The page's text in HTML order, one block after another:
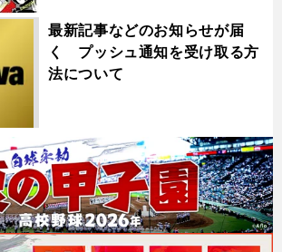
最新記事などのお知らせが届
く プッシュ通知を受け取る方
法について